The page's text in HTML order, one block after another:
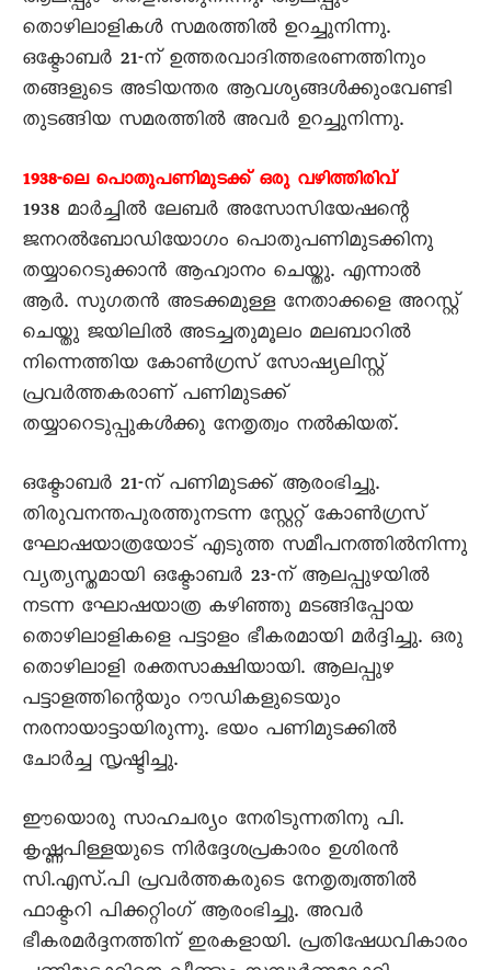
തൊഴിലാളികൾ സമരത്തിൽ ഉറച്ചുനിന്നു.
ഒക്ടോബർ 21-ന് ഉത്തരവാദിത്തഭരണത്തിനും
തങ്ങളുടെ അടിയന്തര ആവശ്യങ്ങൾക്കുംവേണ്ടി
തുടങ്ങിയ സമരത്തിൽ അവർ ഉറച്ചുനിന്നു.
1938-ലെ പൊതുപണിമുടക്ക് ഒരു വഴിത്തിരിവ്
1938 മാർച്ചിൽ ലേബർ അസോസിയേഷന്റെ
ജനറൽബോഡിയോഗം പൊതുപണിമുടക്കിനു
തയ്യാറെടുക്കാൻ ആഹ്വാനം ചെയ്തു. എന്നാൽ
ആർ. സുഗതൻ അടക്കമുള്ള നേതാക്കളെ അറസ്റ്റ്
ചെയ്തു ജയിലിൽ അടച്ചതുമൂലം മലബാറിൽ
നിന്നെത്തിയ കോൺഗ്രസ് സോഷ്യലിസ്റ്റ്
പ്രവർത്തകരാണ് പണിമുടക്ക്
തയ്യാറെടുപ്പുകൾക്കു നേതൃത്വം നൽകിയത്.
ഒക്ടോബർ 21-ന് പണിമുടക്ക് ആരംഭിച്ചു.
തിരുവനന്തപുരത്തുനടന്ന സ്റ്റേറ്റ് കോൺഗ്രസ്
ഘോഷയാത്രയോട് എടുത്ത സമീപനത്തിൽനിന്നു
വ്യത്യസ്തമായി ഒക്ടോബർ 23-ന് ആലപ്പുഴയിൽ
നടന്ന ഘോഷയാത്ര കഴിഞ്ഞു മടങ്ങിപ്പോയ
തൊഴിലാളികളെ പട്ടാളം ഭീകരമായി മർദ്ദിച്ചു. ഒരു
തൊഴിലാളി രക്തസാക്ഷിയായി. ആലപ്പുഴ
പട്ടാളത്തിന്റെയും റൗഡികളുടെയും
നരനായാട്ടായിരുന്നു. ഭയം പണിമുടക്കിൽ
ചോർച്ച സൃഷ്ടിച്ചു.
ഈയൊരു സാഹചര്യം നേരിടുന്നതിനു പി.
കൃഷ്ണപിള്ളയുടെ നിർദ്ദേശപ്രകാരം ഉശിരൻ
സി.എസ്.പി പ്രവർത്തകരുടെ നേതൃത്വത്തിൽ
ഫാക്ടറി പിക്കറ്റിംഗ് ആരംഭിച്ചു. അവർ
ഭീകരമർദ്ദനത്തിന് ഇരകളായി. പ്രതിഷേധവികാരം